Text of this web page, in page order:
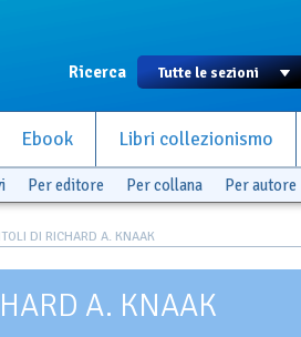
Ricerca
Ebook Libri collezionismo
Per editore Per collana Per autore
DI RICHARD A. KNAAK
A. KNAAK